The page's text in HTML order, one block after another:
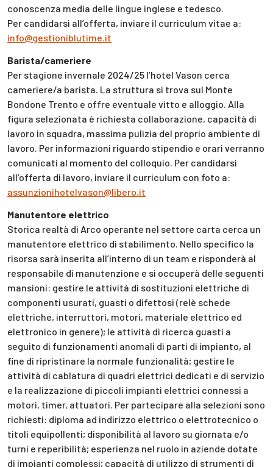
conoscenza media delle lingue inglese e tedesco.
Per candidarsi all’offerta, inviare il curriculum vitae a:
info@gestioniblutime.it
Barista/cameriere
Per stagione invernale 2024/25 l’hotel Vason cerca
cameriere/a barista. La struttura si trova sul Monte
Bondone Trento e offre eventuale vitto e alloggio. Alla
figura selezionata è richiesta collaborazione, capacità di
lavoro in squadra, massima pulizia del proprio ambiente di
lavoro. Per informazioni riguardo stipendio e orari verranno
comunicati al momento del colloquio. Per candidarsi
all’offerta di lavoro, inviare il curriculum con foto a:
assunzionihotelvason@libero.it
Manutentore elettrico
Storica realtà di Arco operante nel settore carta cerca un
manutentore elettrico di stabilimento. Nello specifico la
risorsa sarà inserita all’interno di un team e risponderà al
responsabile di manutenzione e si occuperà delle seguenti
mansioni: gestire le attività di sostituzioni elettriche di
componenti usurati, guasti o difettosi (relè schede
elettriche, interruttori, motori, materiale elettrico ed
elettronico in genere); le attività di ricerca guasti a
seguito di funzionamenti anomali di parti di impianto, al
fine di ripristinare la normale funzionalità; gestire le
attività di cablatura di quadri elettrici dedicati e di servizio
e la realizzazione di piccoli impianti elettrici connessi a
motori, timer, attuatori. Per partecipare alla selezioni sono
richiesti: diploma ad indirizzo elettrico o elettrotecnico o
titoli equipollenti; disponibilità al lavoro su giornata e/o
turni e reperibilità; esperienza nel ruolo in aziende dotate
di impianti complessi; capacità di utilizzo di strumenti di